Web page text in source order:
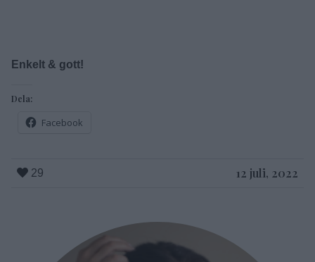
Enkelt & gott!
Dela:
Facebook
29 12 juli, 2022